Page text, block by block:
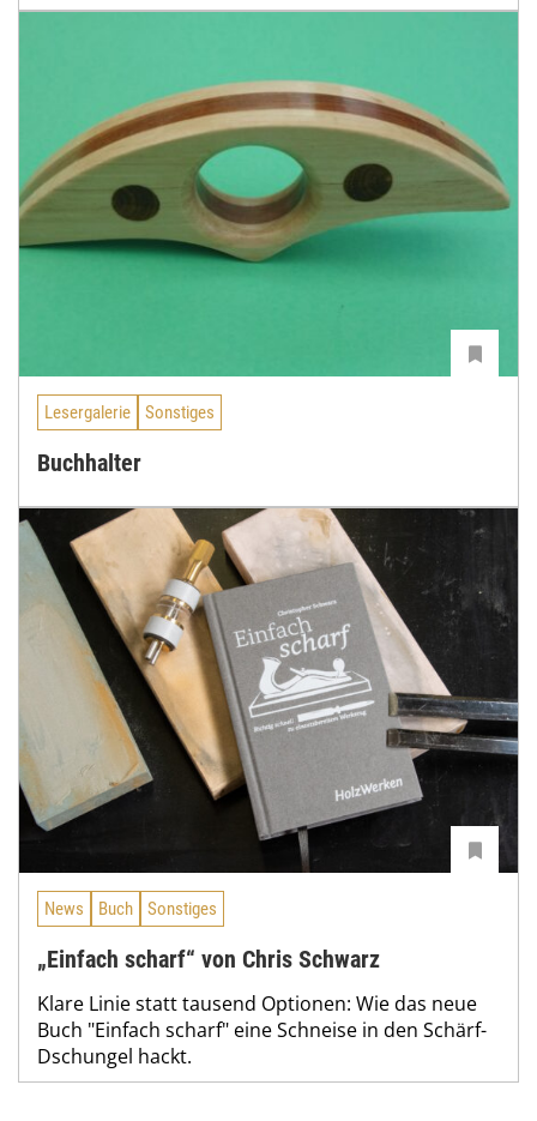
Lesergalerie Sonstiges
Buchhalter
News Buch Sonstiges
„Einfach scharf“ von Chris Schwarz
Klare Linie statt tausend Optionen: Wie das neue
Buch "Einfach scharf" eine Schneise in den Schärf-
Dschungel hackt.